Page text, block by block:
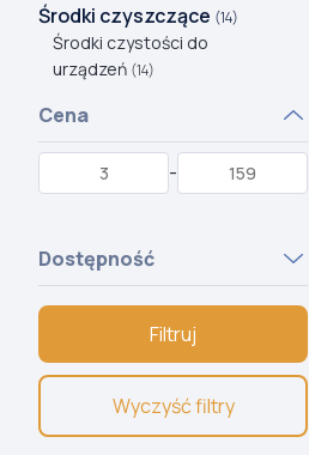
Środki czyszczące (14)
Środki czystości do
urządzeń (14)
Cena
-
Dostępność
Filtruj
Wyczyść filtry